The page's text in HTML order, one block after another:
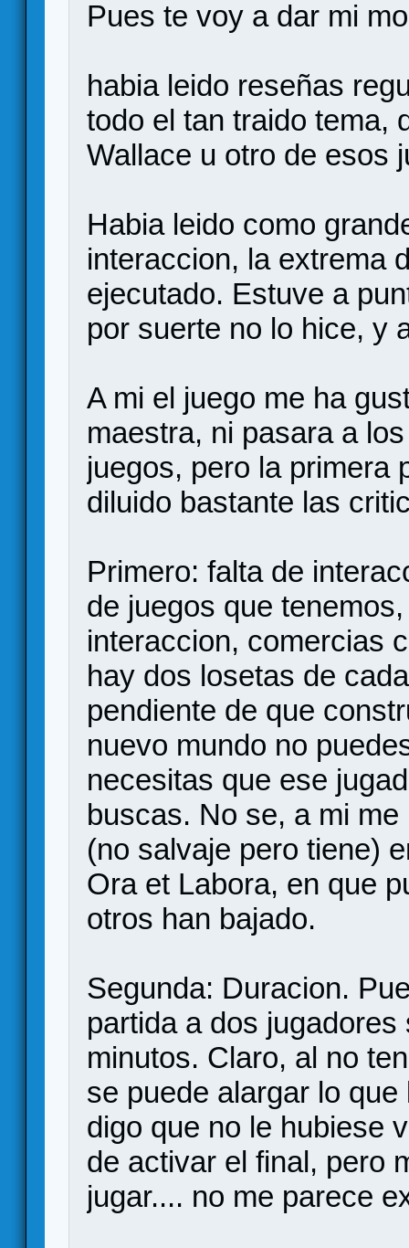
Pues te voy a dar mi
habia leido reseñas
todo el tan traido tema,
Wallace u otro de esos
Habia leido como
interaccion, la extrema
ejecutado. Estuve a
por suerte no lo hice, y
A mi el juego me ha
maestra, ni pasara a
juegos, pero la primera
diluido bastante las
Primero: falta de
de juegos que
interaccion, comercias
hay dos losetas de
pendiente de que
nuevo mundo no
necesitas que ese
buscas. No se, a mi
(no salvaje pero tiene)
Ora et Labora, en que
otros han bajado.
Segunda: Duracion.
partida a dos
minutos. Claro, al no
se puede alargar lo
digo que no le hubiese
de activar el final, pero
jugar.... no me parece